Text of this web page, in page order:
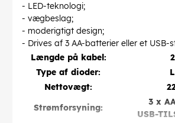
- LED-teknologi;
- vægbeslag;
- moderigtigt design;
- Drives af 3 AA-batterier eller et USB-
Længde på kabel:
Type af dioder:
Nettovægt:
Strømforsyning:
3 x
USB-